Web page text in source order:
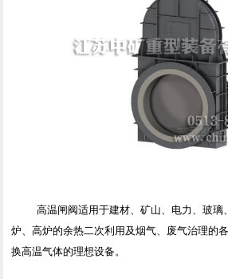
高温闸阀适用于建材、矿山、电力、玻璃
炉、高炉的余热二次利用及烟气、废气治理的
换高温气体的理想设备。